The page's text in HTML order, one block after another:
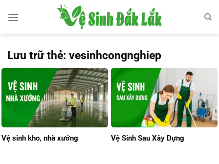
qua
Lưu trữ thẻ: vesinhcongnghiep
Vệ sinh kho, nhà xưởng Vệ Sinh Sau Xây Dựng